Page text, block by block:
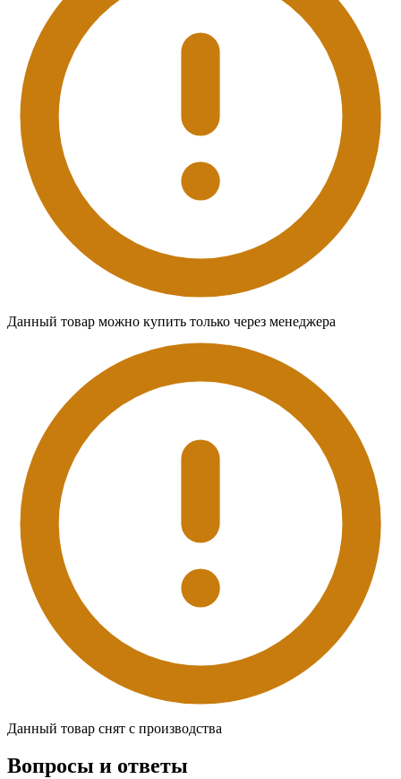
Данный товар можно купить только через менеджера
Данный товар снят с производства
Вопросы и ответы